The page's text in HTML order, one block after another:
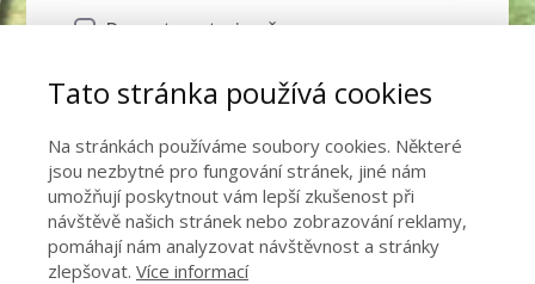
Pamatovat si mě
Přihlásit se
Zapomněli jste heslo?
Pokud chcete získat přístupové údaje,
klikněteZDE.
Tato stránka používá cookies
Na stránkách používáme soubory cookies. Některé
jsou nezbytné pro fungování stránek, jiné nám
umožňují poskytnout vám lepší zkušenost při
návštěvě našich stránek nebo zobrazování reklamy,
pomáhají nám analyzovat návštěvnost a stránky
zlepšovat. Více informací